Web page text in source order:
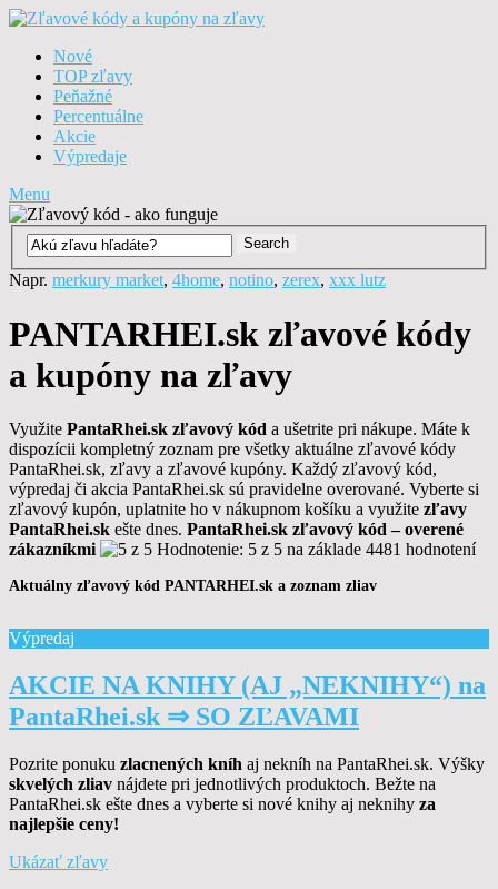
Nové
TOP zľavy
Peňažné
Percentuálne
Akcie
Výpredaje
Menu
Napr. merkury market, 4home, notino, zerex, xxx lutz
PANTARHEI.sk zľavové kódy
a kupóny na zľavy
Využite PantaRhei.sk zľavový kód a ušetrite pri nákupe. Máte k
dispozícii kompletný zoznam pre všetky aktuálne zľavové kódy
PantaRhei.sk, zľavy a zľavové kupóny. Každý zľavový kód,
výpredaj či akcia PantaRhei.sk sú pravidelne overované. Vyberte si
zľavový kupón, uplatnite ho v nákupnom košíku a využite zľavy
PantaRhei.sk ešte dnes. PantaRhei.sk zľavový kód – overené
zákazníkmi
Hodnotenie: 5 z 5 na základe 4481 hodnotení
Aktuálny zľavový kód PANTARHEI.sk a zoznam zliav
Výpredaj
AKCIE NA KNIHY (AJ „NEKNIHY“) na
PantaRhei.sk ⇒ SO ZĽAVAMI
Pozrite ponuku zlacnených kníh aj nekníh na PantaRhei.sk. Výšky
skvelých zliav nájdete pri jednotlivých produktoch. Bežte na
PantaRhei.sk ešte dnes a vyberte si nové knihy aj neknihy za
najlepšie ceny!
Ukázať zľavy